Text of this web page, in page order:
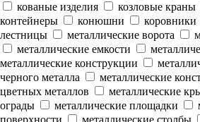
кованые изделия
козловые краны
контейнеры
конюшни коровники
лестницы
металлические ворота
металлические емкости
металлические конструкции
черного металла
металлические
цветных металлов
металлические
ограды
металлические площадки
поверхности
металлические столбы